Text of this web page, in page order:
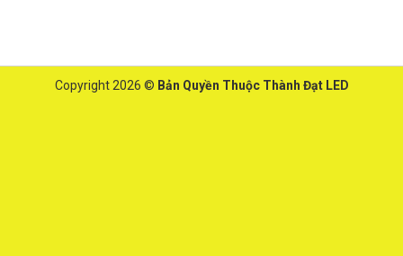
Copyright 2026 © Bản Quyền Thuộc Thành Đạt LED